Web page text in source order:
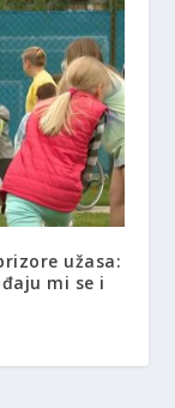
užasa:
mi ​​se i